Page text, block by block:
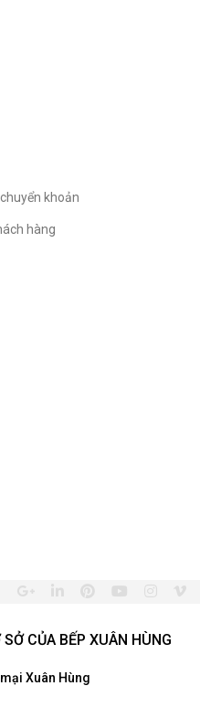
khoản
hàng
CỦA BẾP XUÂN HÙNG
Xuân Hùng